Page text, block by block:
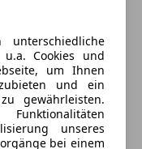
Cookies und
um Ihnen
und ein
gewährleisten.
unseres
bei einem